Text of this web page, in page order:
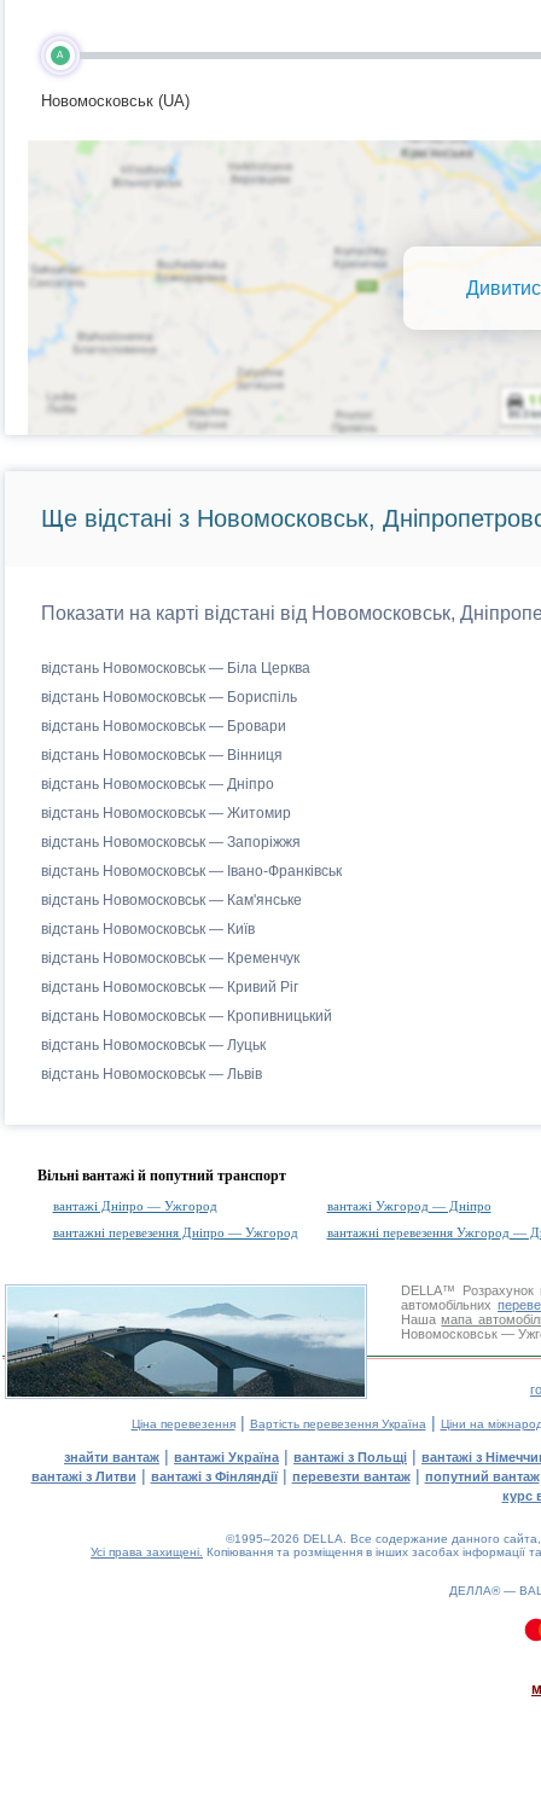
A
Новомосковськ (UA)
Ще відстані з Новомосковськ,
Показати на карті відстані від Новомосковськ,
відстань Новомосковськ — Біла Церква
відстань Новомосковськ — Бориспіль
відстань Новомосковськ — Бровари
відстань Новомосковськ — Вінниця
відстань Новомосковськ — Дніпро
відстань Новомосковськ — Житомир
відстань Новомосковськ — Запоріжжя
відстань Новомосковськ — Івано-Франківськ
відстань Новомосковськ — Кам'янське
відстань Новомосковськ — Київ
відстань Новомосковськ — Кременчук
відстань Новомосковськ — Кривий Ріг
відстань Новомосковськ — Кропивницький
відстань Новомосковськ — Луцьк
відстань Новомосковськ — Львів
Вільні вантажі й попутний транспорт
вантажі Дніпро — Ужгород
вантажі Ужгород — Дніпро
вантажні перевезення Дніпро — Ужгород
вантажні перевезення Ужгород —
DELLA™
Розрахунок
автомобільних
Нашамапа
Новомосковськ —
Ціна перевезення| Вартість перевезення Україна | Ціни на
знайти вантаж | вантажі Україна | вантажі з Польщі | вантажі з
вантажі з Литви | вантажі з Фінляндії| перевезти вантаж| попутний вантаж
курс
©1995–2026 DELLA. Все содержание данного
Усі права захищені. Копіювання та розміщення в інших засобах інформації
ДЕЛЛА® —